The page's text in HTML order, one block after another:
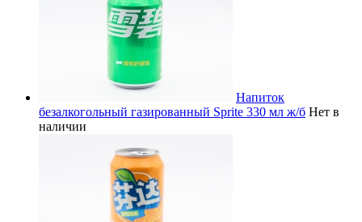
Напиток
безалкогольный газированный Sprite 330 мл ж/б Нет в
наличии